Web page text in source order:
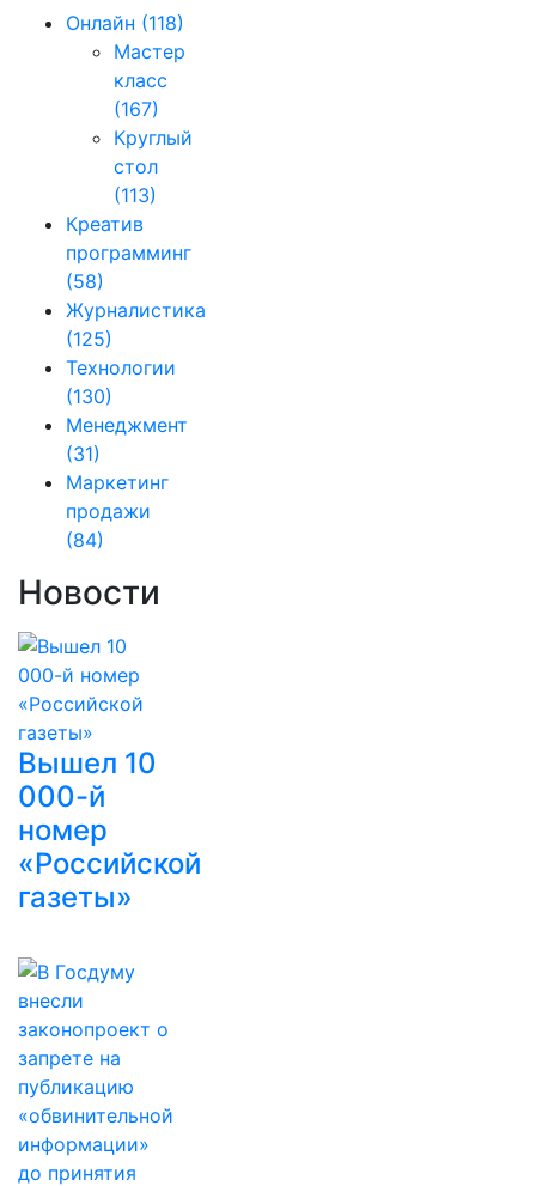
Онлайн (118)
Мастер
класс
(167)
Круглый
стол
(113)
Креатив
программинг
(58)
Журналистика
(125)
Технологии
(130)
Менеджмент
(31)
Маркетинг
продажи
(84)
Новости
Вышел 10
000-й
номер
«Российской
газеты»